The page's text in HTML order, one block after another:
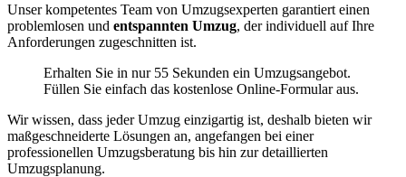
Unser kompetentes Team von Umzugsexperten garantiert einen
problemlosen und entspannten Umzug, der individuell auf Ihre
Anforderungen zugeschnitten ist.
Erhalten Sie in nur 55 Sekunden ein Umzugsangebot.
Füllen Sie einfach das kostenlose Online-Formular aus.
Wir wissen, dass jeder Umzug einzigartig ist, deshalb bieten wir
maßgeschneiderte Lösungen an, angefangen bei einer
professionellen Umzugsberatung bis hin zur detaillierten
Umzugsplanung.